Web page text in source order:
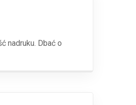
nadruku. Dbać o